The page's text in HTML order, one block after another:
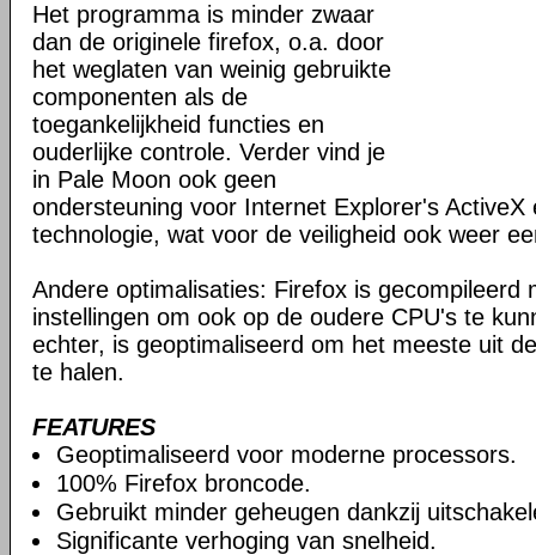
Het programma is minder zwaar
dan de originele firefox, o.a. door
het weglaten van weinig gebruikte
componenten als de
toegankelijkheid functies en
ouderlijke controle. Verder vind je
in Pale Moon ook geen
ondersteuning voor Internet Explorer's ActiveX
technologie, wat voor de veiligheid ook weer
Andere optimalisaties: Firefox is gecompileerd
instellingen om ook op de oudere CPU's te
echter, is geoptimaliseerd om het meeste uit
te halen.
FEATURES
Geoptimaliseerd voor moderne processors.
100% Firefox broncode.
Gebruikt minder geheugen dankzij
Significante verhoging van snelheid.